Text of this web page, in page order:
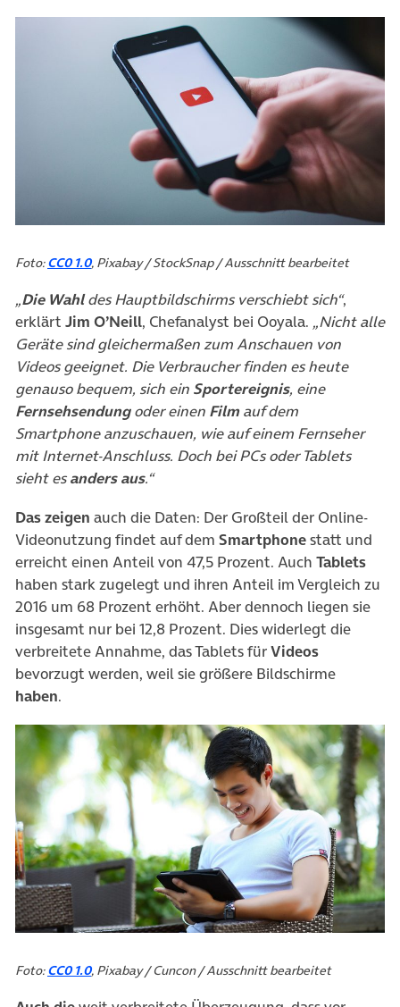
Foto:CC0 1.0, Pixabay / StockSnap / Ausschnitt bearbeitet
„Die Wahldes Hauptbildschirms verschiebt sich“,
erklärt Jim O’Neill, Chefanalyst bei Ooyala. „Nicht alle
Geräte sind gleichermaßen zum Anschauen von
Videos geeignet. Die Verbraucher finden es heute
genauso bequem, sich ein Sportereignis, eine
Fernsehsendungoder einen Filmauf dem
Smartphone anzuschauen, wie auf einem Fernseher
mit Internet-Anschluss. Doch bei PCs oder Tablets
sieht esanders aus.“
Das zeigen auch die Daten: Der Großteil der Online-
Videonutzung findet auf dem Smartphonestatt und
erreicht einen Anteil von 47,5 Prozent. Auch Tablets
haben stark zugelegt und ihren Anteil im Vergleich zu
2016 um 68 Prozent erhöht. Aber dennoch liegen sie
insgesamt nur bei 12,8 Prozent. Dies widerlegt die
verbreitete Annahme, das Tablets fürVideos
bevorzugt werden, weil sie größere Bildschirme
haben.
Foto:CC0 1.0, Pixabay / Cuncon / Ausschnitt bearbeitet